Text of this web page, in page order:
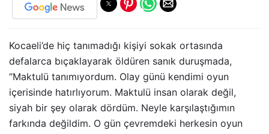
Kocaeli’de hiç tanımadığı kişiyi sokak ortasında
defalarca bıçaklayarak öldüren sanık duruşmada,
“Maktulü tanımıyordum. Olay günü kendimi oyun
içerisinde hatırlıyorum. Maktulü insan olarak değil,
siyah bir şey olarak dördüm. Neyle karşılaştığımın
farkında değildim. O gün çevremdeki herkesin oyun